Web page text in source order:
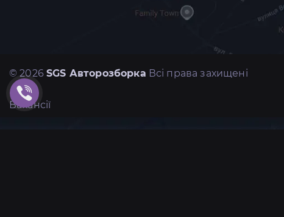
© 2026SGS Авторозборка Всі права захищені
Вакансії